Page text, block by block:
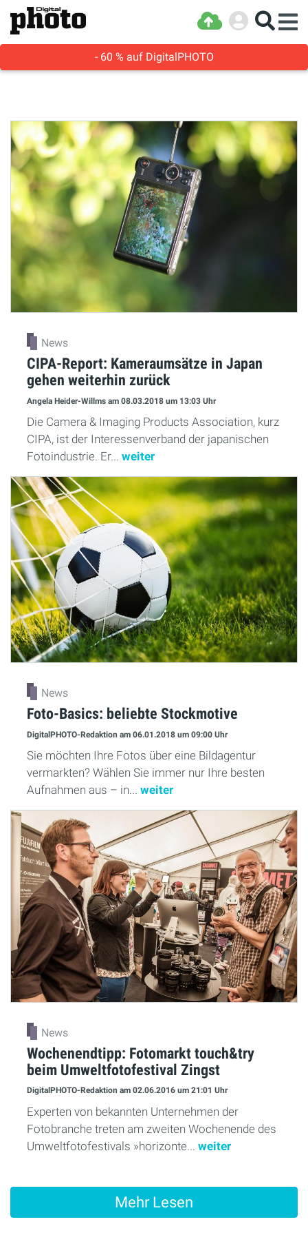
- 60 % auf DigitalPHOTO
News
CIPA-Report: Kameraumsätze in Japan
gehen weiterhin zurück
Angela Heider-Willms am 08.03.2018 um 13:03 Uhr
Die Camera & Imaging Products Association, kurz
CIPA, ist der Interessenverband der japanischen
Fotoindustrie. Er... weiter
News
Foto-Basics: beliebte Stockmotive
DigitalPHOTO-Redaktion am 06.01.2018 um 09:00 Uhr
Sie möchten Ihre Fotos über eine Bildagentur
vermarkten? Wählen Sie immer nur Ihre besten
Aufnahmen aus – in... weiter
News
Wochenendtipp: Fotomarkt touch&try
beim Umweltfotofestival Zingst
DigitalPHOTO-Redaktion am 02.06.2016 um 21:01 Uhr
Experten von bekannten Unternehmen der
Fotobranche treten am zweiten Wochenende des
Umweltfotofestivals »horizonte... weiter
Mehr Lesen